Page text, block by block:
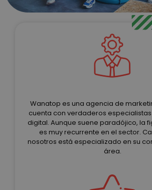
Wanatop es una agencia de
cuenta con verdaderos
digital. Aunque suene paradójico, la
es muy recurrente en el sector.
nosotros está especializado en su
área.